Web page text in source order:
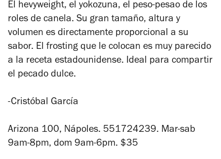
El hevyweight, el yokozuna, el peso-pesao de los
roles de canela. Su gran tamaño, altura y
volumen es directamente proporcional a su
sabor. El frosting que le colocan es muy parecido
a la receta estadounidense. Ideal para compartir
el pecado dulce.
-Cristóbal García
Arizona 100, Nápoles. 551724239. Mar-sab
9am-8pm, dom 9am-6pm. $35